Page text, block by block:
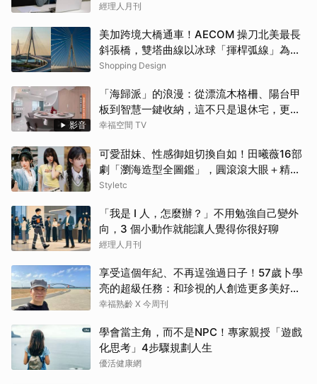
經理人月刊
美加跨境大橋通車！AECOM 操刀北美最長
斜張橋，雙塔曲線以冰球「揮桿弧線」為靈
感
Shopping Design
影音
「海歸派」的浪漫：從漂流木格柵、陽台甲
板到智慧一鍵收納，這不只是退休宅，更是
遊子的心靈港灣！！
幸福空間 TV
可愛甜妹、性感御姐切換自如！田曦薇16部
劇「瀏海造型全圖鑑」，圓滾滾大眼＋精緻
小臉比例太完美
Styletc
「我是 I 人，怎麼辦？」不用勉強自己變外
向，3 個小動作就能讓人覺得你很好聊
經理人月刊
享受這個年紀、不再逞強過日子！57歲卜學
亮的超級任務：和珍視的人創造更多美好記
憶
幸福熟齡 X 今周刊
學會當主角，而不是NPC！專家親授「遊戲
化思考」4步驟規劃人生
優活健康網